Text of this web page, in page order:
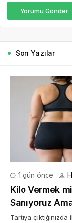
Yorumu Gönder
Son Yazılar
1 gün önce
Kilo Vermek
Sanıyoruz
Tartıya